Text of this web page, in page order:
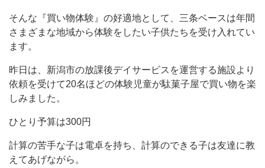
そんな『買い物体験』の好適地として、三条ベースは年間
さまざまな地域から体験をしたい子供たちを受け入れてい
ます。
昨日は、新潟市の放課後デイサービスを運営する施設より
依頼を受けて20名ほどの体験児童が駄菓子屋で買い物を楽
しみました。
ひとり予算は300円
計算の苦手な子は電卓を持ち、計算のできる子は友達に教
えてあげながら。